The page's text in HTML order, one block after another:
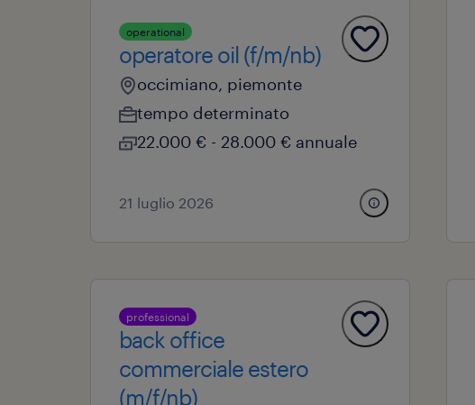
operational
operatore oil (f/m/nb)
occimiano, piemonte
tempo determinato
22.000 € - 28.000 € annuale
21 luglio 2026
professional
back office
commerciale estero
(m/f/nb)